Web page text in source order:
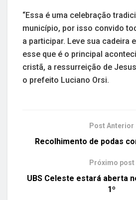
“Essa é uma celebração
município, por isso convido
a participar. Leve sua cadeira
esse que é o principal
cristã, a ressurreição de
o prefeito Luciano Orsi.
Post Anterior
Recolhimento de podas
Próximo post
UBS Celeste estará aberta
1º